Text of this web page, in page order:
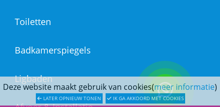
Deze website maakt gebruik van cookies(meer informatie)
LATER OPNIEUW TONEN IK GA AKKOORD MET COOKIES
Toiletten
Badkamerspiegels
Ligbaden